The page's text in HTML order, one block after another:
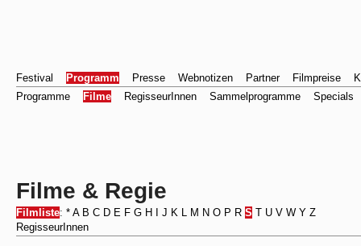
Festival Programm Presse Webnotizen Partner Filmpreise
Programme
Filme RegisseurInnen Sammelprogramme Specials
Filme & Regie
Filmliste: * A B C D E F G H J K L M N O P R S T U V W Y Z
RegisseurInnen